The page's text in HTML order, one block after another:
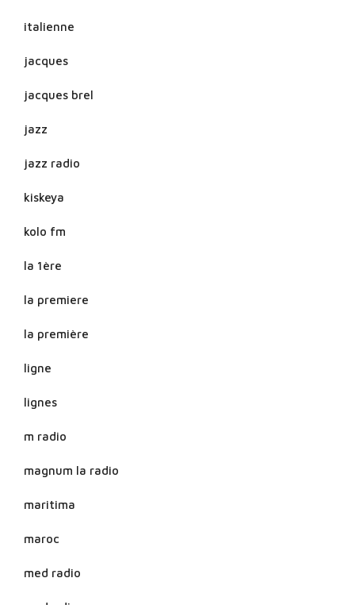
italienne
jacques
jacques brel
jazz
jazz radio
kiskeya
kolo fm
la 1ère
la premiere
la première
ligne
lignes
m radio
magnum la radio
maritima
maroc
med radio